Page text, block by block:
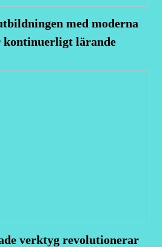
med moderna
kontinuerligt lärande
verktyg revolutionerar